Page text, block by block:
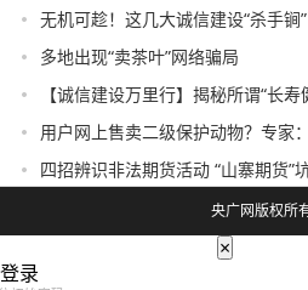
无机可趁！这几大诚信建设“杀手锏
多地出现“卖茶叶”网络骗局
【诚信建设万里行】揭秘所谓“长寿
用户网上售卖二级保护动物？专家
四招辨识非法期货活动 “山寨期货”
央广网版权所
×
录